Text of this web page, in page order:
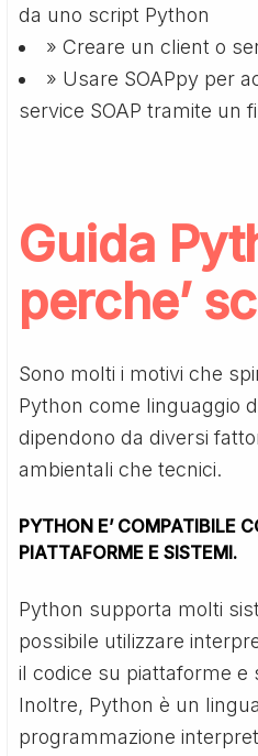
da uno script Python
» Creare un client o
» Usare SOAPpy per
service SOAP tramite un
Guida
perche’
Sono molti i motivi che
Python come linguaggio
dipendono da diversi
ambientali che tecnici.
PYTHON E’ COMPATIBILE
PIATTAFORME E SISTEMI.
Python supporta molti
possibile utilizzare
il codice su piattaforme e
Inoltre, Python è un
programmazione